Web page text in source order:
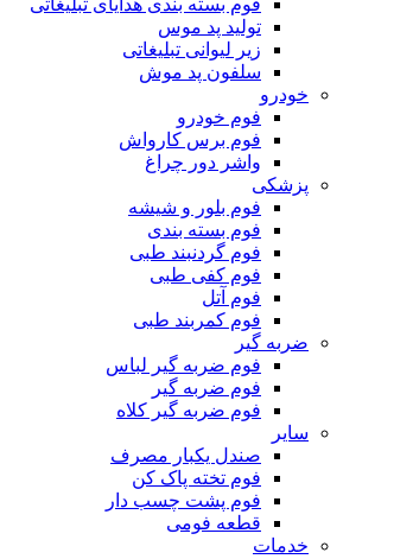
تولید پد موس
زیر لیوانی تبلیغاتی
سلفون پد موش
خودرو
فوم خودرو
فوم برس کارواش
واشر دور چراغ
پزشکی
فوم بلور و شیشه
فوم بسته بندی
فوم گردنبند طبی
فوم کفی طبی
فوم آتل
فوم کمربند طبی
ضربه گیر
فوم ضربه گیر لباس
فوم ضربه گیر
فوم ضربه گیر کلاه
سایر
صندل یکبار مصرف
فوم تخته پاک کن
فوم پشت چسب دار
قطعه فومی
خدمات